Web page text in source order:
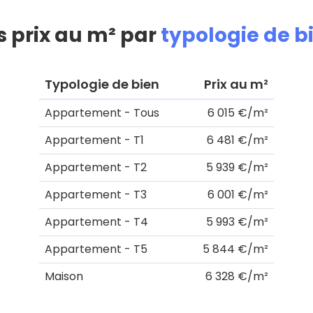
prix au m² partypologie de
Typologie de bien Prix au m²
Appartement - Tous
6 015 €/m²
Appartement - T1
6 481 €/m²
Appartement - T2
5 939 €/m²
Appartement - T3
6 001 €/m²
Appartement - T4
5 993 €/m²
Appartement - T5
5 844 €/m²
Maison
6 328 €/m²